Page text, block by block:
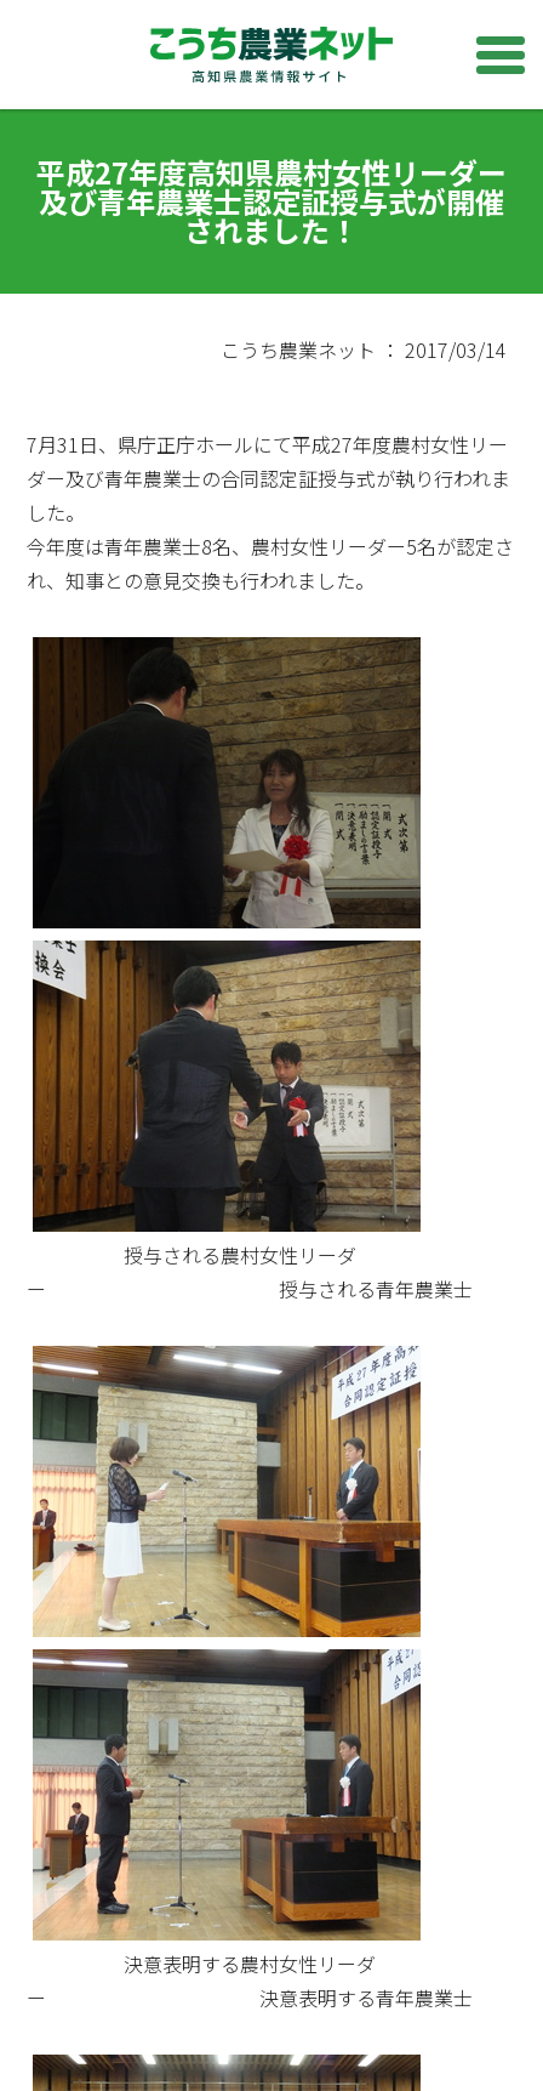
平成27年度高知県農村女性リーダー
及び青年農業士認定証授与式が開催
されました！
こうち農業ネット ： 2017/03/14
7月31日、県庁正庁ホールにて平成27年度農村女性リー
ダー及び青年農業士の合同認定証授与式が執り行われま
した。
今年度は青年農業士8名、農村女性リーダー5名が認定さ
れ、知事との意見交換も行われました。
授与される農村女性リーダ
ー 授与される青年農業士
決意表明する農村女性リーダ
ー 決意表明する青年農業士